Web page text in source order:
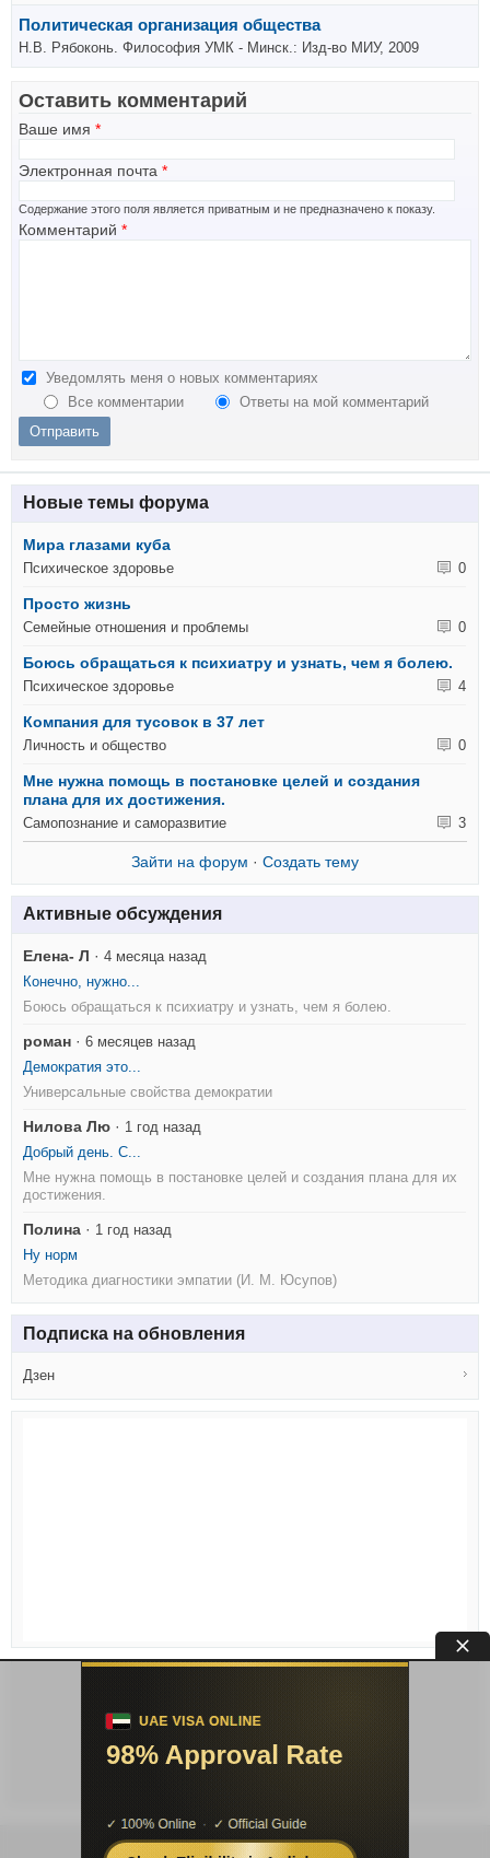
Политическая организация общества
Н.В. Рябоконь. Философия УМК - Минск.: Изд-во МИУ, 2009
Оставить комментарий
Ваше имя *
Электронная почта *
Содержание этого поля является приватным и не предназначено к показу.
Комментарий *
Уведомлять меня о новых комментариях
Все комментарии
Ответы на мой комментарий
Новые темы форума
Мира глазами куба
Психическое здоровье 0
Просто жизнь
Семейные отношения и проблемы 0
Боюсь обращаться к психиатру и узнать, чем я болею.
Психическое здоровье 4
Компания для тусовок в 37 лет
Личность и общество 0
Мне нужна помощь в постановке целей и создания
плана для их достижения.
Самопознание и саморазвитие 3
Зайти на форум · Создать тему
Активные обсуждения
Елена- Л ·4 месяца назад
Конечно, нужно...
Боюсь обращаться к психиатру и узнать, чем я болею.
роман ·6 месяцев назад
Демократия это...
Универсальные свойства демократии
Нилова Лю · 1 год назад
Добрый день. С...
Мне нужна помощь в постановке целей и создания плана для их
достижения.
Полина · 1 год назад
Ну норм
Методика диагностики эмпатии (И. М. Юсупов)
Подписка на обновления
Дзен
Условия публикации|Контакты|Про